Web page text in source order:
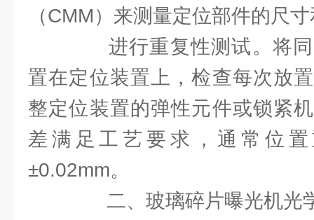
（CMM）来测量定位部件的尺
进行重复性测试。将同
置在定位装置上，检查每次放
整定位装置的弹性元件或锁紧
差满足工艺要求，通常位
±0.02mm。
二、玻璃碎片曝光机光